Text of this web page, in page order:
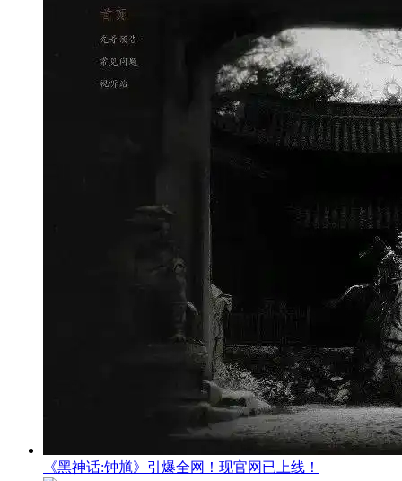
《黑神话:钟馗》引爆全网！现官网已上线！